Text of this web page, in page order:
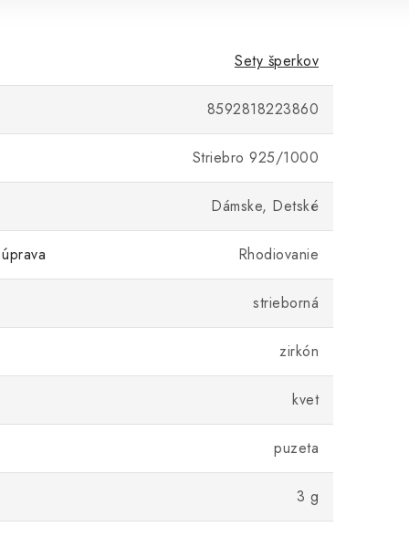
Sety šperkov
8592818223860
Striebro 925/1000
Dámske, Detské
Rhodiovanie
strieborná
zirkón
kvet
puzeta
3 g